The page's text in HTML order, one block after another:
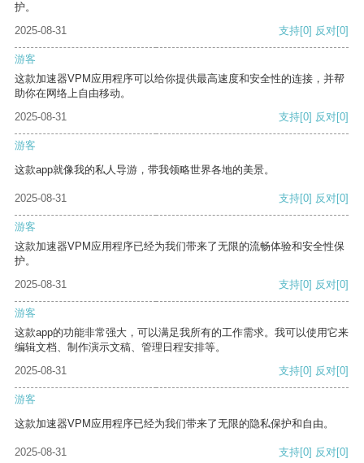
护。
2025-08-31
支持[0] 反对[0]
游客
这款加速器VPM应用程序可以给你提供最高速度和安全性的连接，并帮
助你在网络上自由移动。
2025-08-31
支持[0] 反对[0]
游客
这款app就像我的私人导游，带我领略世界各地的美景。
2025-08-31 支持[0] 反对[0]
游客
这款加速器VPM应用程序已经为我们带来了无限的流畅体验和安全性保
护。
2025-08-31
支持[0] 反对[0]
游客
这款app的功能非常强大，可以满足我所有的工作需求。我可以使用它来
编辑文档、制作演示文稿、管理日程安排等。
2025-08-31
支持[0] 反对[0]
游客
这款加速器VPM应用程序已经为我们带来了无限的隐私保护和自由。
2025-08-31 支持[0] 反对[0]